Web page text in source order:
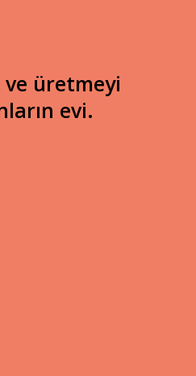
üretmeyi
evi.